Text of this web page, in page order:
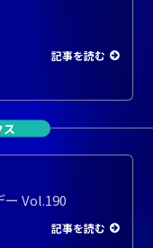
記事を読む
Vol.190
記事を読む